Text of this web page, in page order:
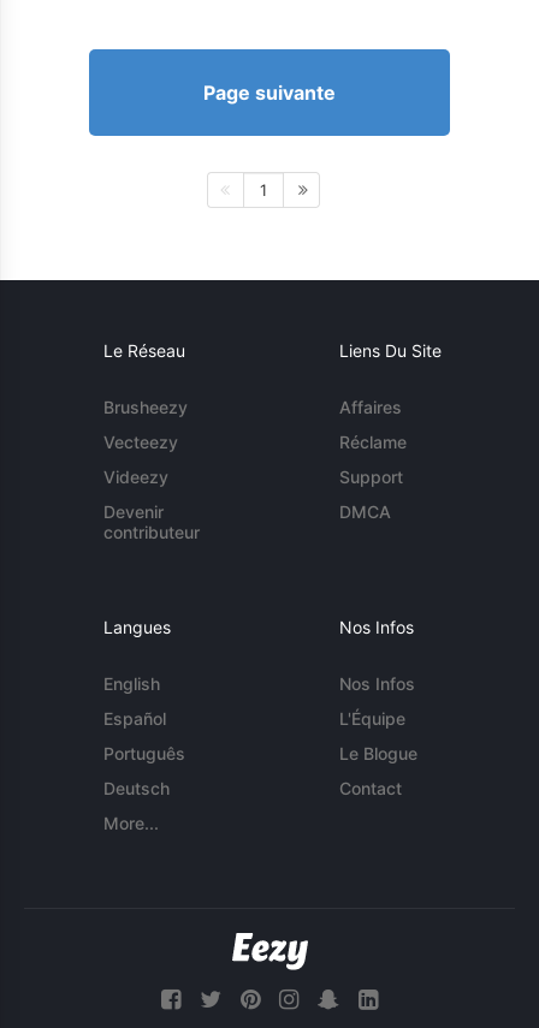
Page suivante
1
Le Réseau
Brusheezy
Vecteezy
Videezy
Devenir
contributeur
Liens Du Site
Affaires
Réclame
Support
DMCA
Langues
English
Español
Português
Deutsch
More...
Nos Infos
Nos Infos
L'Équipe
Le Blogue
Contact